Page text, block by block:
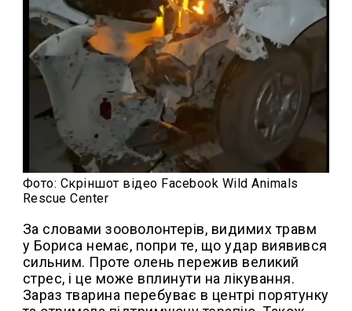
Фото: Скріншот відео Facebook Wild Animals
Rescue Center
За словами зооволонтерів, видимих травм
у Бориса немає, попри те, що удар виявився
сильним. Проте олень пережив великий
стрес, і це може вплинути на лікування.
Зараз тварина перебуває в центрі порятунку